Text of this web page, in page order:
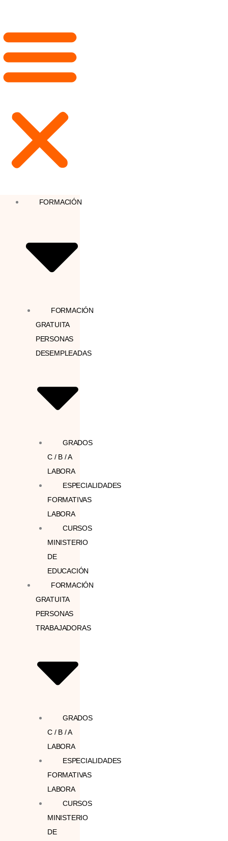
FORMACIÓN
FORMACIÓN
GRATUITA
PERSONAS
DESEMPLEADAS
GRADOS
C / B / A
LABORA
ESPECIALIDADES
FORMATIVAS
LABORA
CURSOS
MINISTERIO
DE
EDUCACIÓN
FORMACIÓN
GRATUITA
PERSONAS
TRABAJADORAS
GRADOS
C / B / A
LABORA
ESPECIALIDADES
FORMATIVAS
LABORA
CURSOS
MINISTERIO
DE